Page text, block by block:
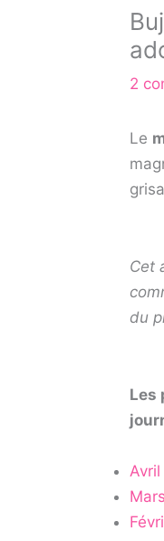
2
Le
Cet
du
Les
Avril
Mars